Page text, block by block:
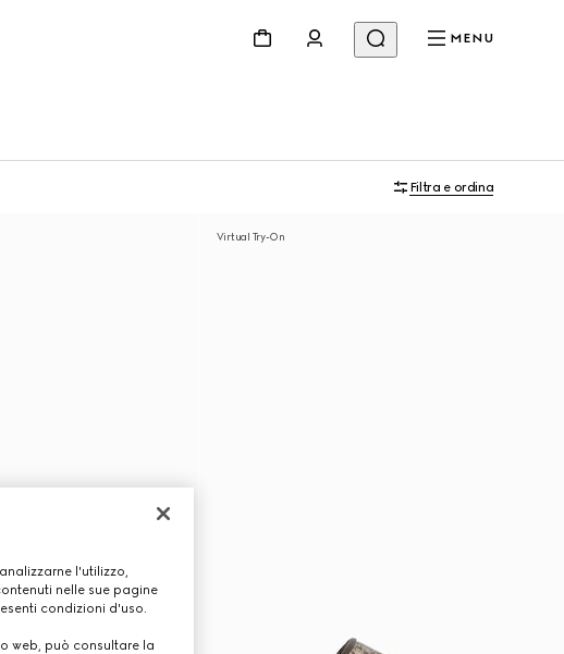
MENU
Filtra e ordina
Virtual Try-On
l'utilizzo,
nelle sue pagine
condizioni d'uso.
web, può consultare la